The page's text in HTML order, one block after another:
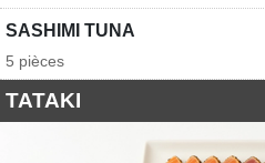
SASHIMI TUNA
5 pièces
TATAKI